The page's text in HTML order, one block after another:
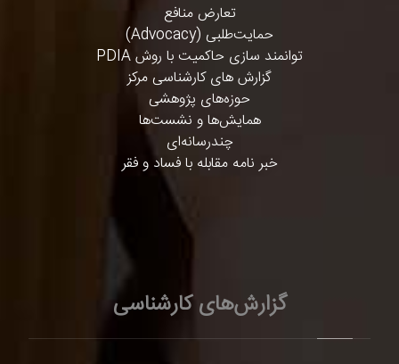
تعارض منافع
حمایت‌طلبی (Advocacy)
توانمند سازی حاکمیت با روش PDIA
گزارش های کارشناسی مرکز
حوزه‌های پژوهشی
همایش‌ها و نشست‌ها
چندرسانه‌ای
خبر نامه مقابله با فساد و فقر
گزارش‌های کارشناسی